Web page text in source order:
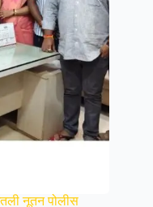
नूतन पोलीस